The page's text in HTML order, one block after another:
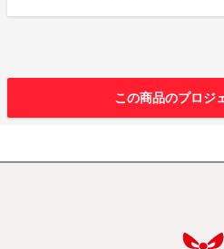
この商品のプロジ